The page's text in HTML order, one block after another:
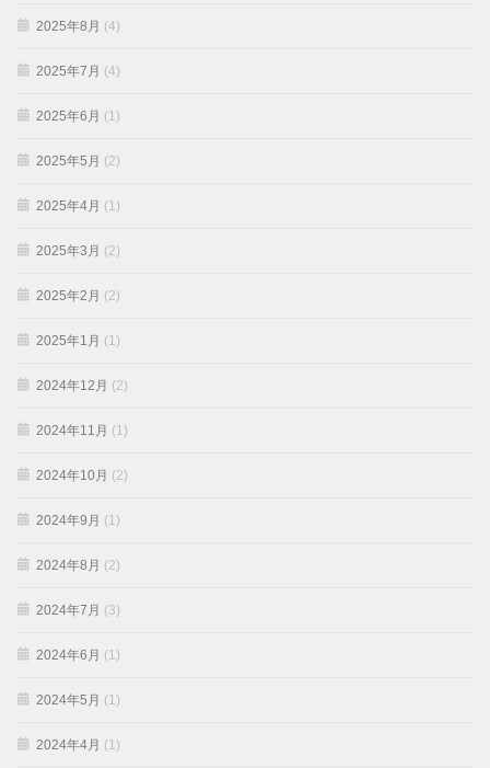
2025年8月 (4)
2025年7月 (4)
2025年6月 (1)
2025年5月 (2)
2025年4月 (1)
2025年3月 (2)
2025年2月 (2)
2025年1月 (1)
2024年12月 (2)
2024年11月 (1)
2024年10月 (2)
2024年9月 (1)
2024年8月 (2)
2024年7月 (3)
2024年6月 (1)
2024年5月 (1)
2024年4月 (1)